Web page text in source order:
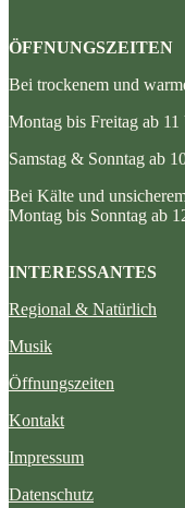
ÖFFNUNGSZEITEN
Bei trockenem und
Montag bis Freitag ab 11
Samstag & Sonntag ab
Bei Kälte und
Montag bis Sonntag ab
INTERESSANTES
Regional & Natürlich
Musik
Öffnungszeiten
Kontakt
Impressum
Datenschutz